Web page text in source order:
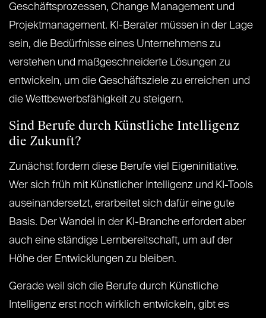
Geschäftsprozessen, Change Management und
Projektmanagement. KI-Berater müssen in der Lage
sein, die Bedürfnisse eines Unternehmens zu
verstehen und maßgeschneiderte Lösungen zu
entwickeln, um die Geschäftsziele zu erreichen und
die Wettbewerbsfähigkeit zu steigern.
Sind Berufe durch Künstliche Intelligenz
die Zukunft?
Zunächst fordern diese Berufe viel Eigeninitiative.
Wer sich früh mit Künstlicher Intelligenz und KI-Tools
auseinandersetzt, erarbeitet sich dafür eine gute
Basis. Der Wandel in der KI-Branche erfordert aber
auch eine ständige Lernbereitschaft, um auf der
Höhe der Entwicklungen zu bleiben.
Gerade weil sich die Berufe durch Künstliche
Intelligenz erst noch wirklich entwickeln, gibt es